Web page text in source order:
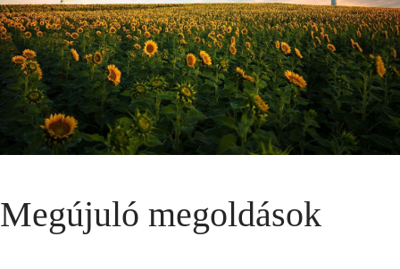
Megújuló megoldások